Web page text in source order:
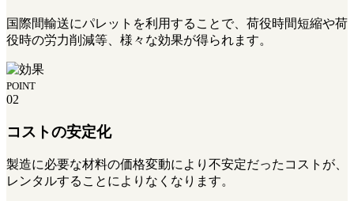
国際間輸送にパレットを利用することで、荷役時間短縮や荷
役時の労力削減等、様々な効果が得られます。
POINT
02
コストの安定化
製造に必要な材料の価格変動により不安定だったコストが、
レンタルすることによりなくなります。